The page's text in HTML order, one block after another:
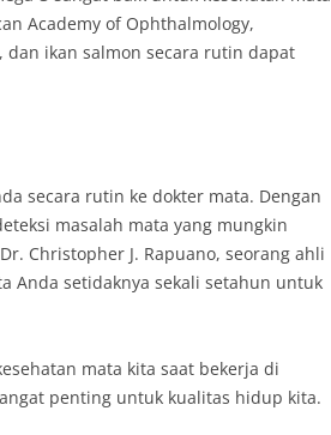
Academy of Ophthalmology,
dan ikan salmon secara rutin dapat
secara rutin ke dokter mata. Dengan
masalah mata yang mungkin
Christopher J. Rapuano, seorang ahli
Anda setidaknya sekali setahun untuk
mata kita saat bekerja di
penting untuk kualitas hidup kita.